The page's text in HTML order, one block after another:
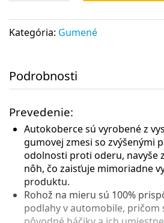
Kategória: Gumené
Podrobnosti
Prevedenie:
Autokoberce sú vyrobené z
gumovej zmesi so zvýšenými
odolnosti proti oderu, navyše
nôh, čo zaisťuje mimoriadne
produktu.
Rohož na mieru sú 100%
podlahy v automobile, pričom